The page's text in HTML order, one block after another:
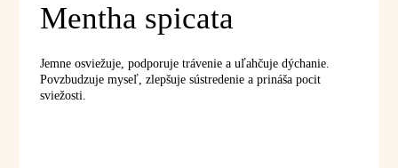
Mentha spicata
Jemne osviežuje, podporuje trávenie a uľahčuje dýchanie.
Povzbudzuje myseľ, zlepšuje sústredenie a prináša pocit
sviežosti.